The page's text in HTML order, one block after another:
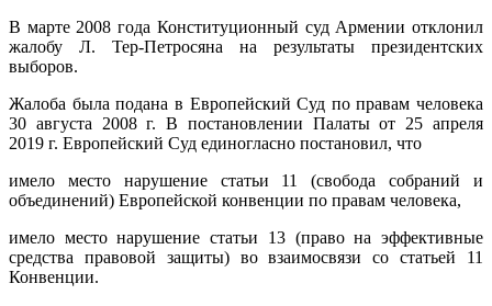
В марте 2008 года Конституционный суд Армении отклонил
жалобу Л. Тер-Петросяна на результаты президентских
выборов.
Жалоба была подана в Европейский Суд по правам человека
30 августа 2008 г. В постановлении Палаты от 25 апреля
2019 г. Европейский Суд единогласно постановил, что
имело место нарушение статьи 11 (свобода собраний и
объединений) Европейской конвенции по правам человека,
имело место нарушение статьи 13 (право на эффективные
средства правовой защиты) во взаимосвязи со статьей 11
Конвенции.